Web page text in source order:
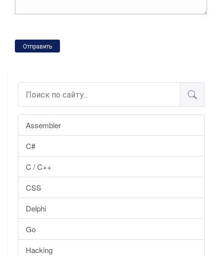
Assembler
C#
C / C++
CSS
Delphi
Go
Hacking
Отправить